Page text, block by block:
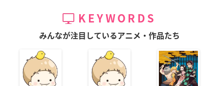
KEYWORDS
みんなが注目しているアニメ・作品たち